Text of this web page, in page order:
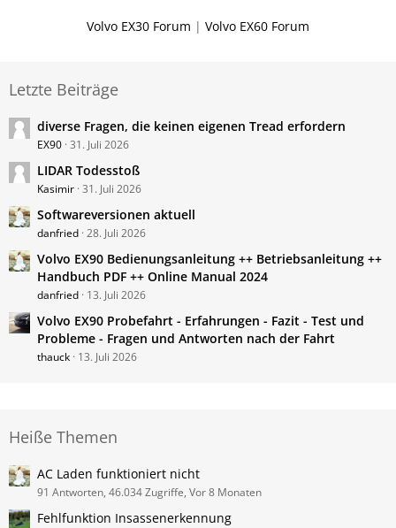
Volvo EX30 Forum | Volvo EX60 Forum
Letzte Beiträge
diverse Fragen, die keinen eigenen Tread erfordern
EX90 31. Juli 2026
LIDAR Todesstoß
Kasimir 31. Juli 2026
Softwareversionen aktuell
danfried 28. Juli 2026
Volvo ​EX90 Bedienungsanleitung ++ Betriebsanleitung ++
Handbuch PDF ++ Online Manual 2024
danfried 13. Juli 2026
Volvo EX90 Probefahrt - Erfahrungen - Fazit - Test und
Probleme - Fragen und Antworten nach der Fahrt
thauck 13. Juli 2026
Heiße Themen
AC Laden funktioniert nicht
91 Antworten, 46.034 Zugriffe, Vor 8 Monaten
Fehlfunktion Insassenerkennung